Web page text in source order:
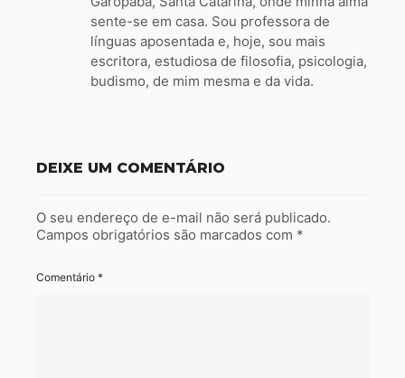
sente-se em casa. Sou professora de
línguas aposentada e, hoje, sou mais
escritora, estudiosa de filosofia, psicologia,
budismo, de mim mesma e da vida.
DEIXE UM COMENTÁRIO
O seu endereço de e-mail não será publicado.
Campos obrigatórios são marcados com *
Comentário *